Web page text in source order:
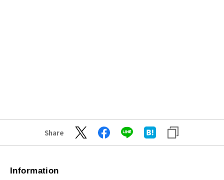
Share
Information